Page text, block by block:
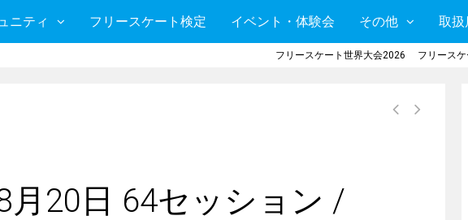
ニティ フリースケート検定 イベント・体験会 その他 取扱
フリースケート世界大会2026 フリース
月20日 64セッション /